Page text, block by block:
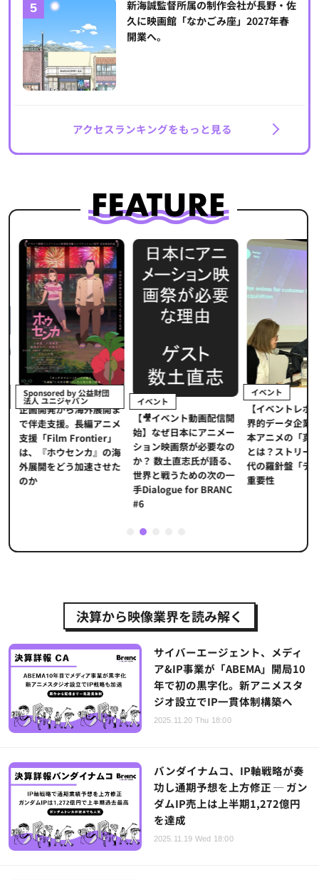
新海誠監督所属の制作会社が長野・佐
久に映画館「なかごみ座」2027年春
開業へ。
アクセスランキングをもっと見る
Sponsored by 公益財団
法人 ユニジャパン
企画開発から海外展開ま
で伴走支援。長編アニメ
支援「Film Frontier」
は、『ホウセンカ』の海
外展開をどう加速させた
のか
イベント
【🎥イベント動画配信開
始】なぜ日本にアニメー
ション映画祭が必要なの
か？ 数土直志氏が語る、
世界と戦うための次の一
手Dialogue for BRANC
#6
イベント
【イベントレポ
界的データ企業
本アニメの「真
とは？ストリー
代の羅針盤「デ
重要性
2
決算から映像業界を読み解く
サイバーエージェント、メディ
ア&IP事業が「ABEMA」開局10
年で初の黒字化。新アニメスタ
ジオ設立でIP一貫体制構築へ
2025.11.20 Thu 18:00
バンダイナムコ、IP軸戦略が奏
功し通期予想を上方修正 ─ ガン
ダムIP売上は上半期1,272億円
を達成
2025.11.19 Wed 18:00